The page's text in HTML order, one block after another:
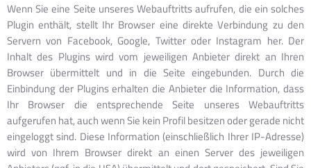
Wenn Sie eine Seite unseres Webauftritts aufrufen, die ein solches
Plugin enthält, stellt Ihr Browser eine direkte Verbindung zu den
Servern von Facebook, Google, Twitter oder Instagram her. Der
Inhalt des Plugins wird vom jeweiligen Anbieter direkt an Ihren
Browser übermittelt und in die Seite eingebunden. Durch die
Einbindung der Plugins erhalten die Anbieter die Information, dass
Ihr Browser die entsprechende Seite unseres Webauftritts
aufgerufen hat, auch wenn Sie kein Profil besitzen oder gerade nicht
eingeloggt sind. Diese Information (einschließlich Ihrer IP-Adresse)
wird von Ihrem Browser direkt an einen Server des jeweiligen